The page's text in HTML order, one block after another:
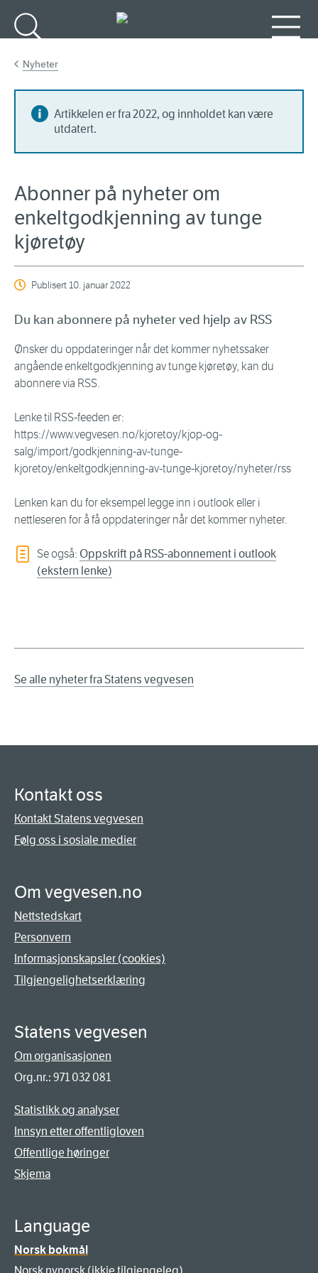
Nyheter
Artikkelen er fra 2022, og innholdet kan være
utdatert.
Abonner på nyheter om
enkeltgodkjenning av tunge
kjøretøy
Publisert10. januar 2022
Du kan abonnere på nyheter ved hjelp av RSS
Ønsker du oppdateringer når det kommer nyhetssaker
angående enkeltgodkjenning av tunge kjøretøy, kan du
abonnere via RSS.
Lenke til RSS-feeden er:
https://www.vegvesen.no/kjoretoy/kjop-og-
salg/import/godkjenning-av-tunge-
kjoretoy/enkeltgodkjenning-av-tunge-kjoretoy/nyheter/rss
Lenken kan du for eksempel legge inn i outlook eller i
nettleseren for å få oppdateringer når det kommer nyheter.
Se også: Oppskrift på RSS-abonnement i outlook
(ekstern lenke)
Se alle nyheter fra Statens vegvesen
Kontakt oss
Kontakt Statens vegvesen
Følg oss i sosiale medier
Om vegvesen.no
Nettstedskart
Personvern
Informasjonskapsler (cookies)
Tilgjengelighetserklæring
Statens vegvesen
Om organisasjonen
Org.nr.: 971 032 081
Statistikk og analyser
Innsyn etter offentligloven
Offentlige høringer
Skjema
Language
Norsk bokmål